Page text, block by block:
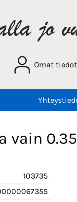
Omat tiedot
vain
103735